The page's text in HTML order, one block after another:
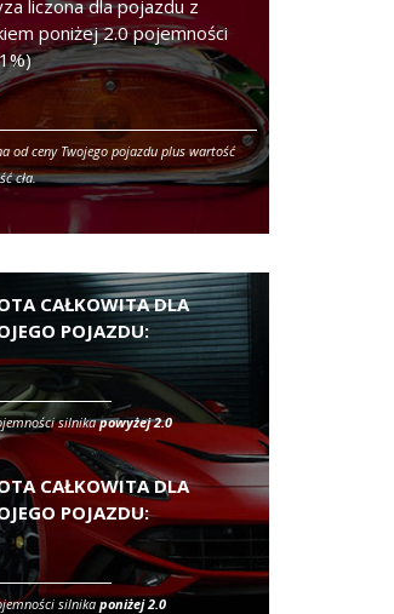
liczona dla pojazdu z
poniżej 2.0 pojemności
od ceny Twojego pojazdu plus wartość
cła.
CAŁKOWITA DLA
POJAZDU:
silnikapowyżej 2.0
CAŁKOWITA DLA
POJAZDU:
silnika poniżej 2.0